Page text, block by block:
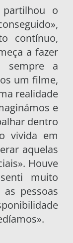
o
contínuo,
a fazer
sempre a
um filme,
realidade
e
dentro
vivida em
aquelas
Houve
muito
pessoas